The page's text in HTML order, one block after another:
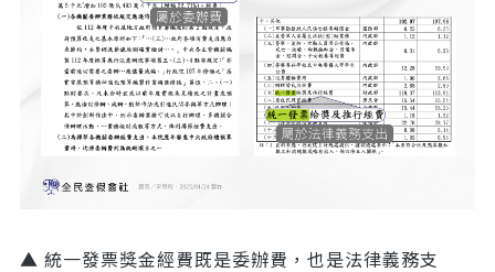
▲ 統一發票獎金經費既是委辦費，也是法律義務支